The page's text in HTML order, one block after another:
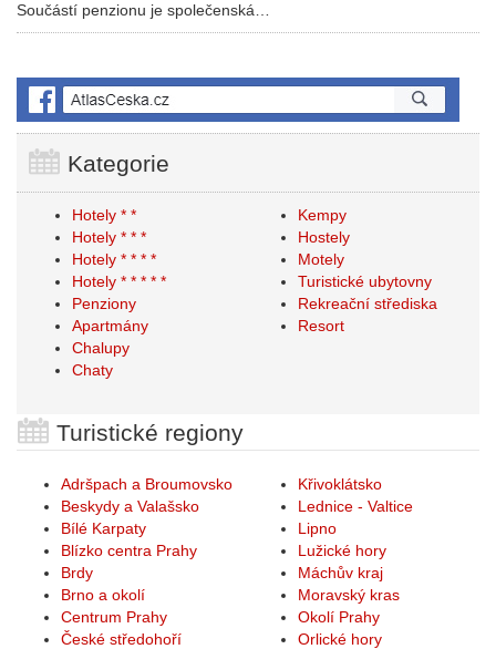
Součástí penzionu je společenská…
Kategorie
Hotely * *
Hotely * * *
Hotely * * * *
Hotely * * * * *
Penziony
Apartmány
Chalupy
Chaty
Kempy
Hostely
Motely
Turistické ubytovny
Rekreační střediska
Resort
Turistické regiony
Adršpach a Broumovsko
Beskydy a Valašsko
Bílé Karpaty
Blízko centra Prahy
Brdy
Brno a okolí
Centrum Prahy
České středohoří
Křivoklátsko
Lednice - Valtice
Lipno
Lužické hory
Máchův kraj
Moravský kras
Okolí Prahy
Orlické hory